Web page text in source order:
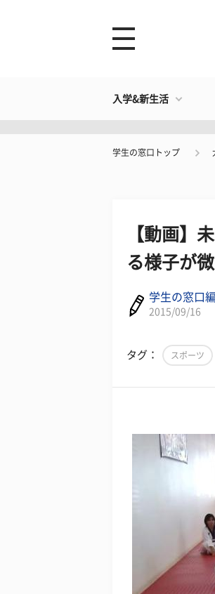
入学&新生活
学生の窓口トップ
【動画】
る様子が
学生の窓口
2015/09/16
タグ： スポーツ